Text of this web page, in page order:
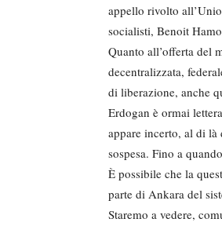
appello rivolto
socialisti, Benoit
Quanto all’offerta del
decentralizzata,
di liberazione, anche
Erdogan è ormai
appare incerto, al di
sospesa. Fino a
È possibile che la
parte di Ankara del
Staremo a vedere,